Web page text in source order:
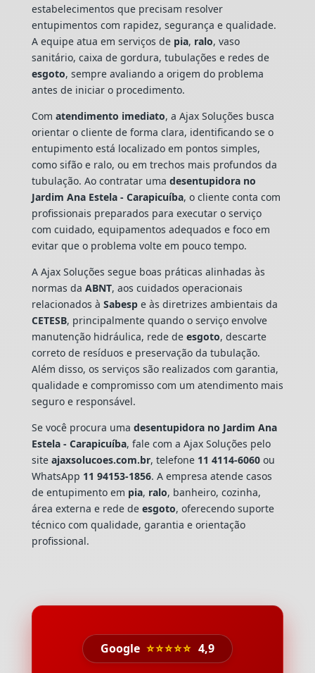
estabelecimentos que precisam resolver
entupimentos com rapidez, segurança e qualidade.
A equipe atua em serviços de pia, ralo, vaso
sanitário, caixa de gordura, tubulações e redes de
esgoto, sempre avaliando a origem do problema
antes de iniciar o procedimento.
Com atendimento imediato, a Ajax Soluções busca
orientar o cliente de forma clara, identificando se o
entupimento está localizado em pontos simples,
como sifão e ralo, ou em trechos mais profundos da
tubulação. Ao contratar uma desentupidora no
Jardim Ana Estela - Carapicuíba, o cliente conta com
profissionais preparados para executar o serviço
com cuidado, equipamentos adequados e foco em
evitar que o problema volte em pouco tempo.
A Ajax Soluções segue boas práticas alinhadas às
normas da ABNT, aos cuidados operacionais
relacionados à Sabespe às diretrizes ambientais da
CETESB, principalmente quando o serviço envolve
manutenção hidráulica, rede de esgoto, descarte
correto de resíduos e preservação da tubulação.
Além disso, os serviços são realizados com garantia,
qualidade e compromisso com um atendimento mais
seguro e responsável.
Se você procura uma desentupidora no Jardim Ana
Estela - Carapicuíba, fale com a Ajax Soluções pelo
site ajaxsolucoes.com.br, telefone 11 4114-6060ou
WhatsApp 11 94153-1856. A empresa atende casos
de entupimento em pia, ralo, banheiro, cozinha,
área externa e rede de esgoto, oferecendo suporte
técnico com qualidade, garantia e orientação
profissional.
Google ⭐⭐⭐⭐⭐ 4,9